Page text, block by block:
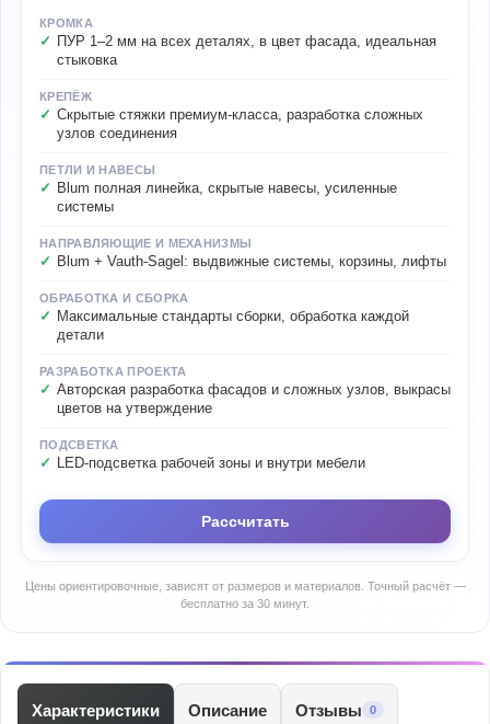
КРОМКА
ПУР 1–2 мм на всех деталях, в цвет фасада, идеальная
стыковка
КРЕПЁЖ
Скрытые стяжки премиум-класса, разработка сложных
узлов соединения
ПЕТЛИ И НАВЕСЫ
Blum полная линейка, скрытые навесы, усиленные
системы
НАПРАВЛЯЮЩИЕ И МЕХАНИЗМЫ
Blum + Vauth-Sagel: выдвижные системы, корзины, лифты
ОБРАБОТКА И СБОРКА
Максимальные стандарты сборки, обработка каждой
детали
РАЗРАБОТКА ПРОЕКТА
Авторская разработка фасадов и сложных узлов, выкрасы
цветов на утверждение
ПОДСВЕТКА
LED-подсветка рабочей зоны и внутри мебели
Рассчитать
Цены ориентировочные, зависят от размеров и материалов. Точный расчёт —
бесплатно за 30 минут.
Характеристики Описание Отзывы 0